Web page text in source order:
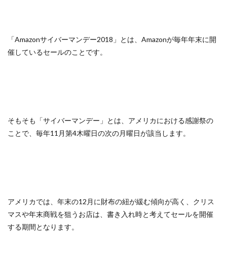
「Amazonサイバーマンデー2018」とは、Amazonが毎年年末に開
催しているセールのことです。
そもそも「サイバーマンデー」とは、アメリカにおける感謝祭の
ことで、毎年11月第4木曜日の次の月曜日が該当します。
アメリカでは、年末の12月に財布の紐が緩む傾向が高く、クリス
マスや年末商戦を狙うお店は、書き入れ時と考えてセールを開催
する期間となります。